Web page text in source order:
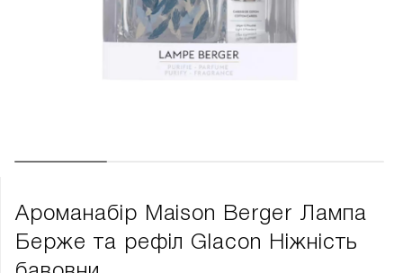
Ароманабір Maison Berger Лампа
Берже та рефіл Glacon Ніжність